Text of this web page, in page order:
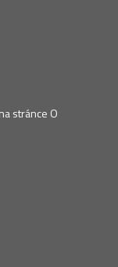
stránce O